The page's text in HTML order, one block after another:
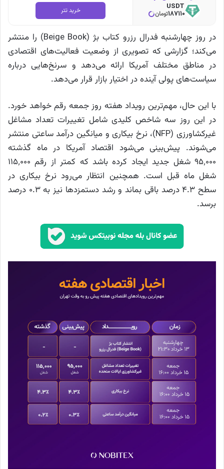
خرید تتر USDT
187110تومان
در روز چهارشنبه فدرال رزرو کتاب بژ (Beige Book) را منتشر
می‌کند؛ گزارشی که تصویری از وضعیت فعالیت‌های اقتصادی
در مناطق مختلف آمریکا ارائه می‌دهد و سرنخ‌هایی درباره
سیاست‌های پولی آینده در اختیار بازار قرار می‌دهد.
با این حال، مهم‌ترین رویداد هفته روز جمعه رقم خواهد خورد.
در این روز سه شاخص کلیدی شامل تغییرات تعداد مشاغل
غیرکشاورزی (NFP)، نرخ بیکاری و میانگین درآمد ساعتی منتشر
می‌شوند. پیش‌بینی می‌شود اقتصاد آمریکا در ماه گذشته
۹۵٬۰۰۰ شغل جدید ایجاد کرده باشد که کمتر از رقم ۱۱۵٬۰۰۰
شغل ماه قبل است. همچنین انتظار می‌رود نرخ بیکاری در
سطح ۴.۳ درصد باقی بماند و رشد دستمزدها نیز به ۰.۳ درصد
برسد.